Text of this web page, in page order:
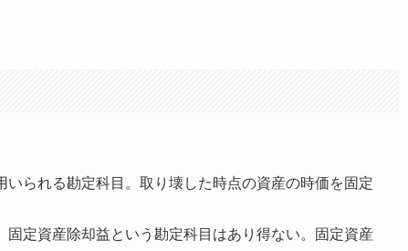
られる勘定科目。取り壊した時点の資産の時価を固定
定資産除却益という勘定科目はあり得ない。固定資産